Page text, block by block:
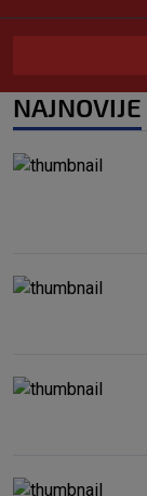
NAJNOVIJE